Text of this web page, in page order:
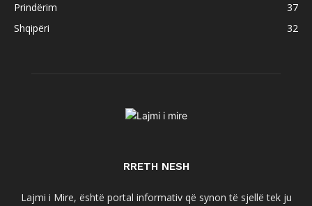
Prindërim
37
Shqipëri
32
RRETH NESH
Lajmi i Mire, është portal informativ që synon të sjellë tek ju